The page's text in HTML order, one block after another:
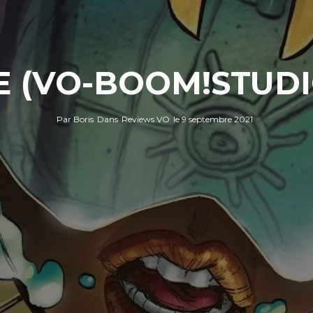
(VO-
Par Boris DansReviews VO le9 septembre 2021